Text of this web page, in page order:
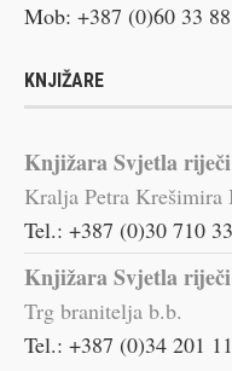
Mob: +387 (0)60 33
KNJIŽARE
Knjižara Svjetla
Kralja Petra Krešimira
Tel.: +387 (0)30 710
Knjižara Svjetla
Trg branitelja b.b.
Tel.: +387 (0)34 201